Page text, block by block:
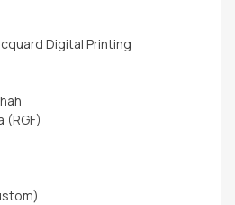
Digital Printing
(RGF)